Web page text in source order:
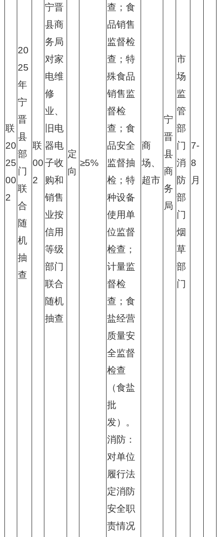
联
20
25
00
2
20
25
年
宁
晋
县
部
门
联
合
随
机
抽
查
联
00
2
宁晋
县商
务局
对家
电维
修
业、
旧电
器电
子收
购和
销售
业按
信用
等级
部门
联合
随机
抽查
定
向
≥5%
查；食
品销售
监督检
查；特
殊食品
销售监
督检
查；食
品安全
监督抽
检；特
种设备
使用单
位监督
检查；
计量监
督检
查；食
盐经营
质量安
全监督
检查
（食盐
批
发）。
消防：
对单位
履行法
定消防
安全职
责情况
商
场、
超市
宁
晋
县
商
务
局
市
场
监
管
部
门
消
防
部
门
烟
草
部
门
7-
8
月